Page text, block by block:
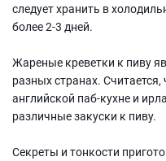
следует хранить в
более 2-3 дней.
Жареные креветки к пиву
разных странах.
английской паб-кухне и
различные закуски к пиву.
Секреты и тонкости